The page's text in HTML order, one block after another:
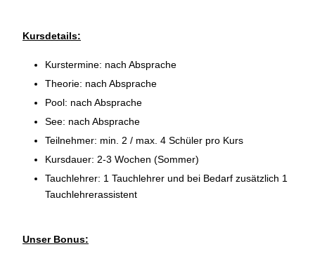
Kursdetails:
Kurstermine: nach Absprache
Theorie: nach Absprache
Pool: nach Absprache
See: nach Absprache
Teilnehmer: min. 2 / max. 4 Schüler pro Kurs
Kursdauer: 2-3 Wochen (Sommer)
Tauchlehrer: 1 Tauchlehrer und bei Bedarf zusätzlich 1
Tauchlehrerassistent
Unser Bonus: